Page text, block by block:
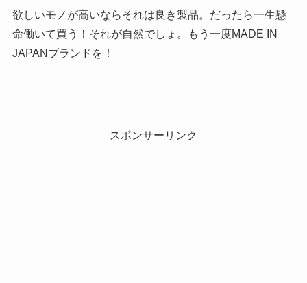
欲しいモノが高いならそれは良き製品。だったら一生懸
命働いて買う！それが自然でしょ。もう一度MADE IN
JAPANブランドを！
スポンサーリンク